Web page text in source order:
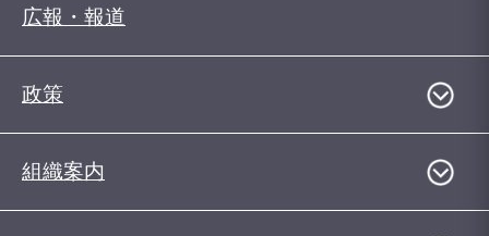
広報・報道
政策
組織案内